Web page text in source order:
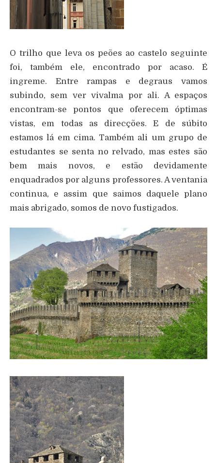
O trilho que leva os peões ao castelo seguinte
foi, também ele, encontrado por acaso. É
ingreme. Entre rampas e degraus vamos
subindo, sem ver vivalma por ali. A espaços
encontram-se pontos que oferecem óptimas
vistas, em todas as direcções. E de súbito
estamos lá em cima. Também ali um grupo de
estudantes se senta no relvado, mas estes são
bem mais novos, e estão devidamente
enquadrados por alguns professores. A ventania
continua, e assim que saimos daquele plano
mais abrigado, somos de novo fustigados.